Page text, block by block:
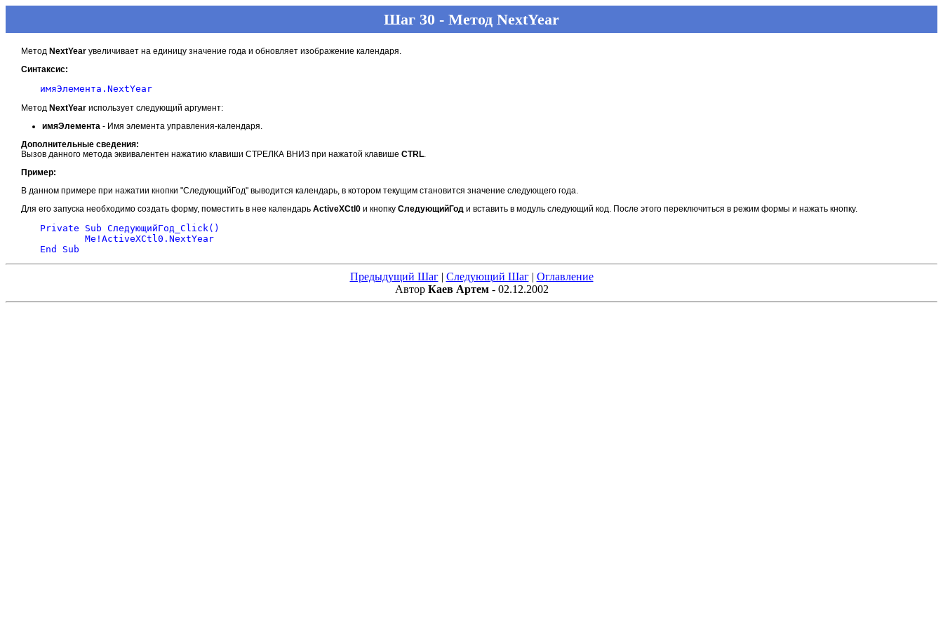
Шаг 30 - Метод NextYear
Метод NextYear увеличивает на единицу значение года и обновляет изображение календаря.
Синтаксис:
Метод NextYear использует следующий аргумент:
имяЭлемента - Имя элемента управления-календаря.
Дополнительные сведения:
Вызов данного метода эквивалентен нажатию клавиши СТРЕЛКА ВНИЗ при нажатой клавише CTRL
Пример:
В данном примере при нажатии кнопки "СледующийГод" выводится календарь, в котором текущим становится значение следующего года.
Для его запуска необходимо создать форму, поместить в нее календарь ActiveXCtl0 и кнопку СледующийГод и вставить в модуль следующий код. После этого переключиться в режим формы и нажать кнопку.
Private Sub СледующийГод_Click()
Предыдущий Шаг| Следующий Шаг| Оглавление
Автор Каев Артем- 02.12.2002